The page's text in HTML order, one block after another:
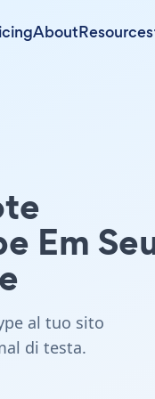
AboutResources
Em
al tuo sito
di testa.